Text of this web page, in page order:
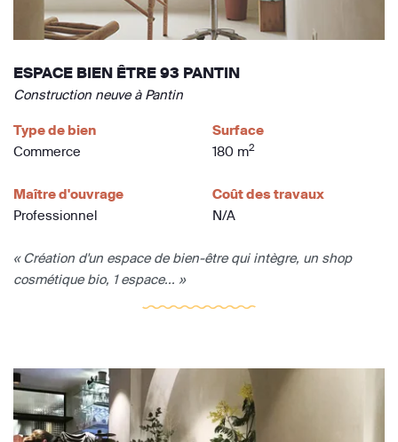
ESPACE BIEN ÊTRE 93 PANTIN
Construction neuve à Pantin
Type de bien
Commerce
Surface
180 m2
Maître d'ouvrage
Professionnel
Coût des travaux
N/A
« Création d'un espace de bien-être qui intègre, un shop
cosmétique bio, 1 espace... »